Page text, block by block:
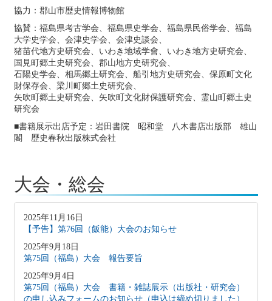
協力：郡山市歴史情報博物館
協賛：福島県考古学会、福島県史学会、福島県民俗学会、福島
大学史学会、会津史学会、会津史談会、
猪苗代地方史研究会、いわき地域学會、いわき地方史研究会、
国見町郷土史研究会、郡山地方史研究会、
石陽史学会、相馬郷土研究会、船引地方史研究会、保原町文化
財保存会、梁川町郷土史研究会、
矢吹町郷土史研究会、矢吹町文化財保護研究会、霊山町郷土史
研究会
■書籍展示出店予定：岩田書院 昭和堂 八木書店出版部 雄山
閣 歴史春秋出版株式会社
大会・総会
2025年11月16日
【予告】第76回（飯能）大会のお知らせ
2025年9月18日
第75回（福島）大会 報告要旨
2025年9月4日
第75回（福島）大会 書籍・雑誌展示（出版社・研究会）
の申し込みフォームのお知らせ（申込は締め切りました）